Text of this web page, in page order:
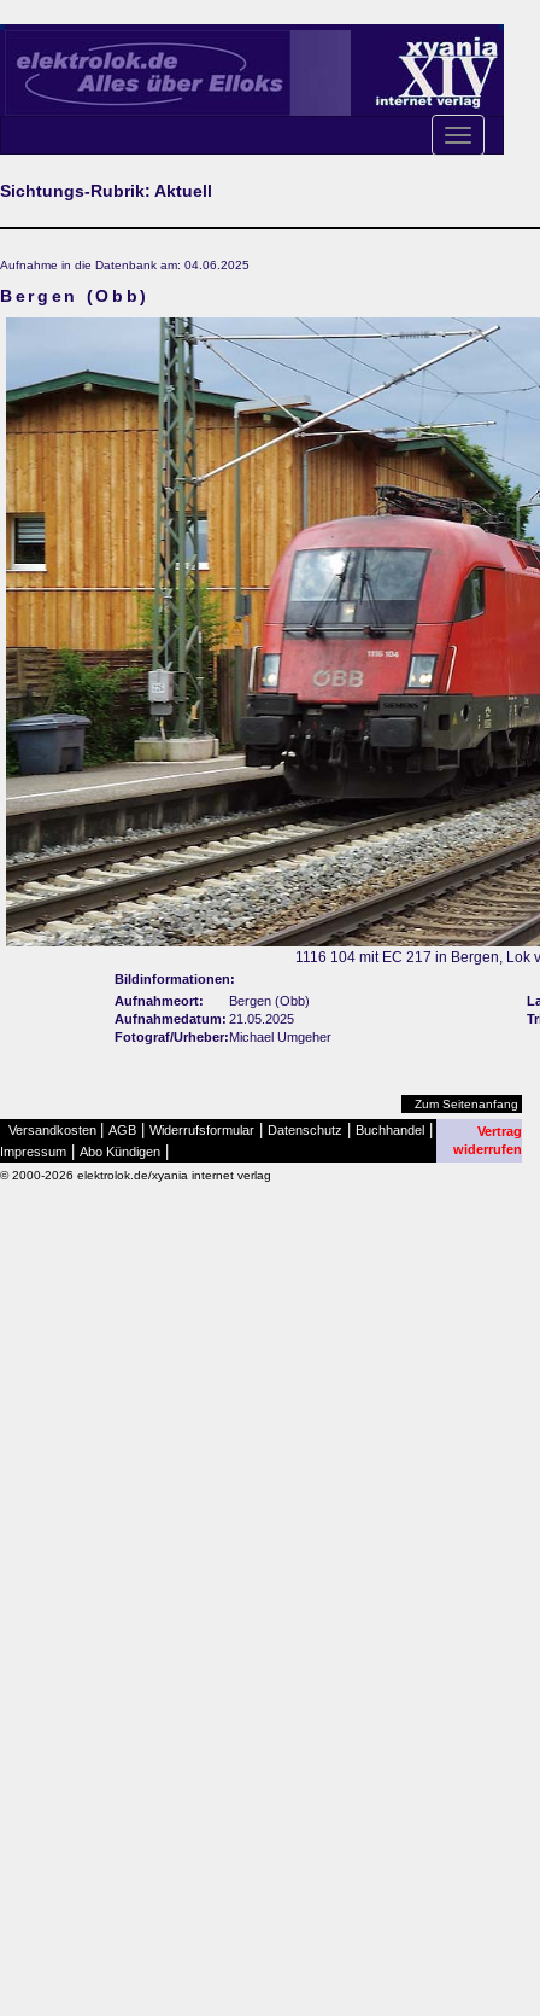
Toggle
navigation
Sichtungs-Rubrik: Aktuell
Aufnahme in die Datenbank am: 04.06.2025
Bergen (Obb)
1116 104 mit EC 217 in Bergen, Lok
Bildinformationen:
Aufnahmeort:
Bergen (Obb)
Aufnahmedatum: 21.05.2025
Fotograf/Urheber:Michael Umgeher
Zum Seitenanfang
Versandkosten AGB Widerrufsformular Datenschutz Buchhandel
Impressum Abo Kündigen
Vertrag
widerrufen
© 2000-2026 elektrolok.de/xyania internet verlag